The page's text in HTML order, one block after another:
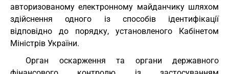
авторизованому електронному майданчику шляхом
здійснення одного із способів ідентифікації
відповідно до порядку, установленого Кабінетом
Міністрів України.
Орган оскарження та органи державного